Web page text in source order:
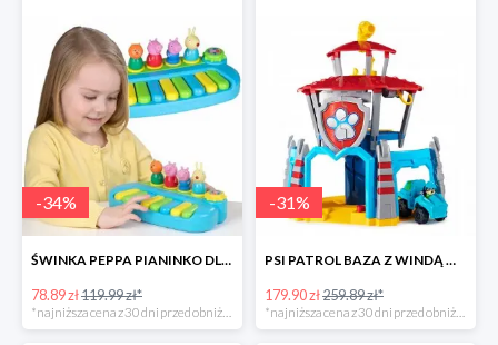
-34%
ŚWINKA PEPPA PIANINKO DLA DZIECI -34%
78.89 zł119.99 zł*
-31%
PSI PATROL BAZA Z WINDĄ WIEŻA + POJAZD AUTO REX -30%
179.90 zł259.89 zł*